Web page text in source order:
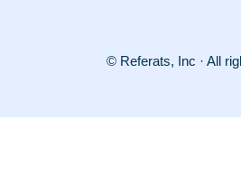
© Referats, Inc · All